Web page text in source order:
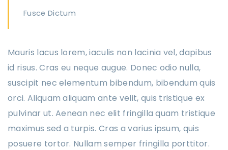
Fusce Dictum
Mauris lacus lorem, iaculis non lacinia vel, dapibus
id risus. Cras eu neque augue. Donec odio nulla,
suscipit nec elementum bibendum, bibendum quis
orci. Aliquam aliquam ante velit, quis tristique ex
pulvinar ut. Aenean nec elit fringilla quam tristique
maximus sed a turpis. Cras a varius ipsum, quis
posuere tortor. Nullam semper fringilla porttitor.